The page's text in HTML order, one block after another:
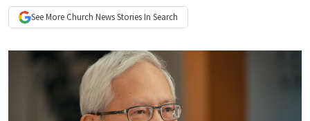
See More Church NewsStories In Search